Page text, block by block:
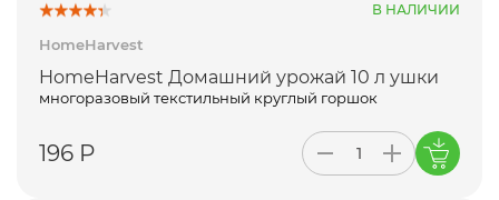
В НАЛИЧИИ
HomeHarvest
HomeHarvest Домашний урожай 10 л ушки
многоразовый текстильный круглый горшок
196 Р